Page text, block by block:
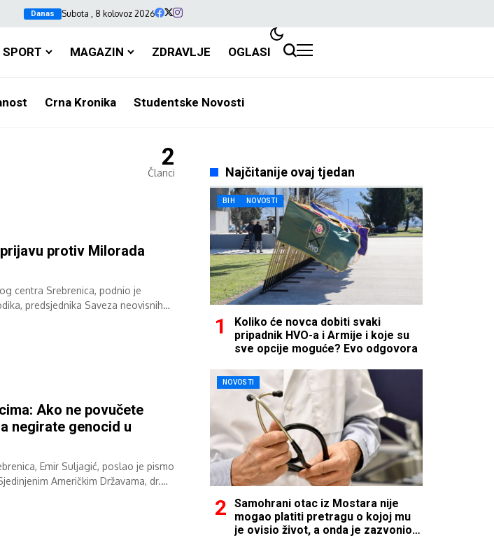
Danas Subota , 8 kolovoz 2026
SPORT MAGAZIN ZDRAVLJE OGLASI
Crna Kronika Studentske Novosti
2
Članci
protiv Milorada
centra Srebrenica, podnio je
predsjednika Saveza neovisnih
Ako ne povučete
negirate genocid u
Emir Suljagić, poslao je pismo
Američkim Državama, dr.
Najčitanije ovaj tjedan
BIH NOVOSTI
Koliko će novca dobiti svaki
pripadnik HVO-a i Armije i koje su
sve opcije moguće? Evo odgovora
NOVOSTI
Samohrani otac iz Mostara nije
mogao platiti pretragu o kojoj mu
je ovisio život, a onda je zazvonio